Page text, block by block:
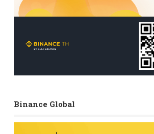
Binance Global